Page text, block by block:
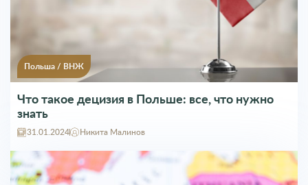
Польша / ВНЖ
Что такое децизия в Польше: все, что нужно
знать
31.01.2024 Никита Малинов